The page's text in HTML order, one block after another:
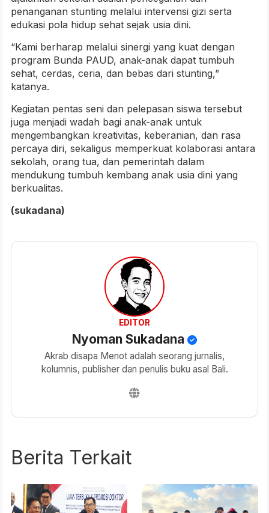
penanganan stunting melalui intervensi gizi serta
edukasi pola hidup sehat sejak usia dini.
“Kami berharap melalui sinergi yang kuat dengan
program Bunda PAUD, anak-anak dapat tumbuh
sehat, cerdas, ceria, dan bebas dari stunting,”
katanya.
Kegiatan pentas seni dan pelepasan siswa tersebut
juga menjadi wadah bagi anak-anak untuk
mengembangkan kreativitas, keberanian, dan rasa
percaya diri, sekaligus memperkuat kolaborasi antara
sekolah, orang tua, dan pemerintah dalam
mendukung tumbuh kembang anak usia dini yang
berkualitas.
(sukadana)
EDITOR
Nyoman Sukadana
Akrab disapa Menot adalah seorang jurnalis,
kolumnis, publisher dan penulis buku asal Bali.
Berita Terkait